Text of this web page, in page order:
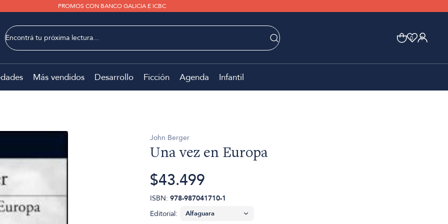
PROMOS CON BANCO GALICIA E ICBC
0 0
Más vendidos Desarrollo Ficción Agenda Infantil
John Berger
Una vez en Europa
$43.499
ISBN: 978-987041710-1
Editorial: